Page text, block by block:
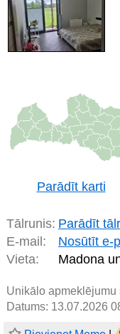
Parādīt karti
Tālrunis: Parādīt
E-mail:
Nosūtīt e-
Vieta:
Madona
Unikālo apmeklējumu
Datums: 13.07.2026